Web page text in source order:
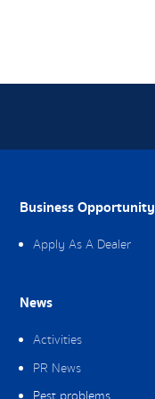
Business Opportunity
Apply As A Dealer
News
Activities
PR News